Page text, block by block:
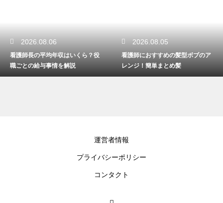
2026.08.06
看護師長の平均年収はいくら？役
職ごとの給与事情を解説
2026.08.05
看護師におすすめの髪型ボブのア
レンジ！簡単まとめ髪
運営者情報
プライバシーポリシー
コンタクト